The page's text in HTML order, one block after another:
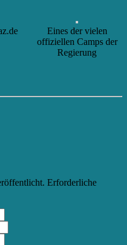
Eines der vielen
offiziellen Camps der
Regierung
Erforderliche